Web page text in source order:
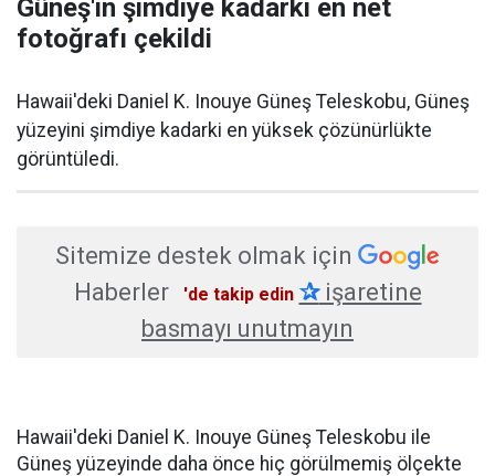
Güneş'in şimdiye kadarki en net
fotoğrafı çekildi
Hawaii'deki Daniel K. Inouye Güneş Teleskobu, Güneş
yüzeyini şimdiye kadarki en yüksek çözünürlükte
görüntüledi.
Sitemize destek olmak için
Haberler
'de takip edin ✰işaretine
basmayı unutmayın
Hawaii'deki Daniel K. Inouye Güneş Teleskobu ile
Güneş yüzeyinde daha önce hiç görülmemiş ölçekte